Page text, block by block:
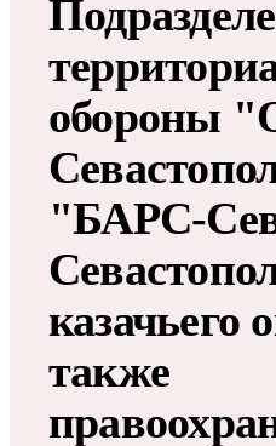
обороны
"БАРС-
казачьего
также